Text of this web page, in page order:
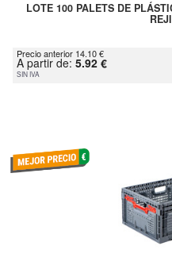
LOTE 100 PALETS DE
Precio anterior 14.10 €
A partir de: 5.92 €
SIN IVA